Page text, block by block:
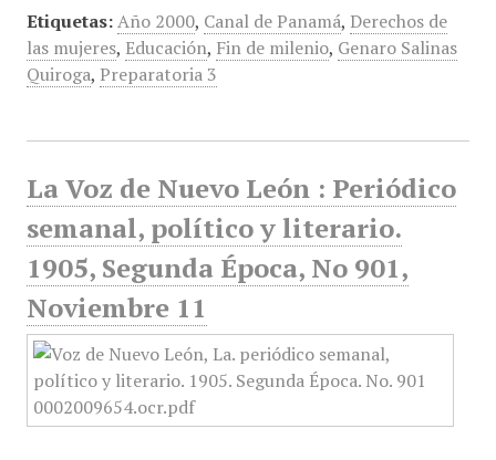
Etiquetas: Año 2000, Canal de Panamá, Derechos de
las mujeres, Educación, Fin de milenio, Genaro Salinas
Quiroga, Preparatoria 3
La Voz de Nuevo León : Periódico
semanal, político y literario.
1905, Segunda Época, No 901,
Noviembre 11